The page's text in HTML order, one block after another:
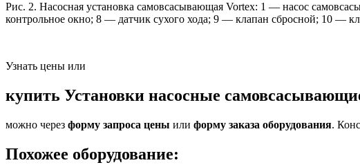
Рис. 2. Насосная установка самовсасывающая Vortex: 1 — насос
контрольное окно; 8 — датчик сухого хода; 9 — клапан сбросной; 10 —
Узнать цены или
купить Установки насосные
можно через форму запроса цены или форму заказа оборудования.
Похожее оборудование: